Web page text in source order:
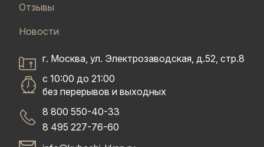
Отзывы
Новости
г. Москва, ул. Электрозаводская, д.52, стр.8
с 10:00 до 21:00
без перерывов и выходных
8 800 550-40-33
8 495 227-76-60